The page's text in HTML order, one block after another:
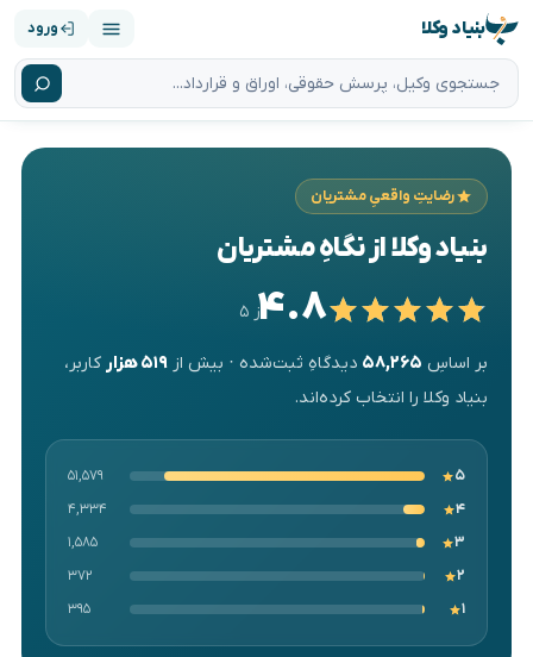
بنیاد وکلا ورود
رضایتِ واقعیِ مشتریان
بنیاد وکلا از نگاهِ مشتریان
۴.۸از ۵
بر اساسِ ۵۸,۲۶۵ دیدگاهِ ثبت‌شده · بیش از ۵۱۹ هزار
کاربر،
بنیاد وکلا را انتخاب کرده‌اند.
۵
۵۱,۵۷۹
۴
۴,۳۳۴
۳
۱,۵۸۵
۲
۳۷۲
۱
۳۹۵